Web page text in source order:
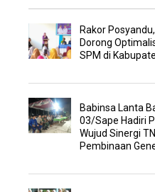
Rakor
Dorong
SPM di
Babinsa Lanta
03/Sape Hadiri
Wujud Sinergi
Pembinaan